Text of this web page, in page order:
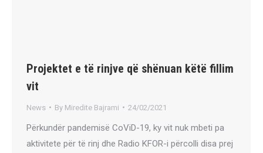
Projektet e të rinjve që shënuan këtë fillim
vit
News By Miredite Bajrami 24/02/2021
Përkundër pandemisë CoViD-19, ky vit nuk mbeti pa
aktivitete për të rinj dhe Radio KFOR-i përcolli disa prej